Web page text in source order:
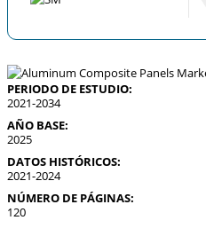
PERIODO DE ESTUDIO:
2021-2034
AÑO BASE:
2025
DATOS HISTÓRICOS:
2021-2024
NÚMERO DE PÁGINAS:
120